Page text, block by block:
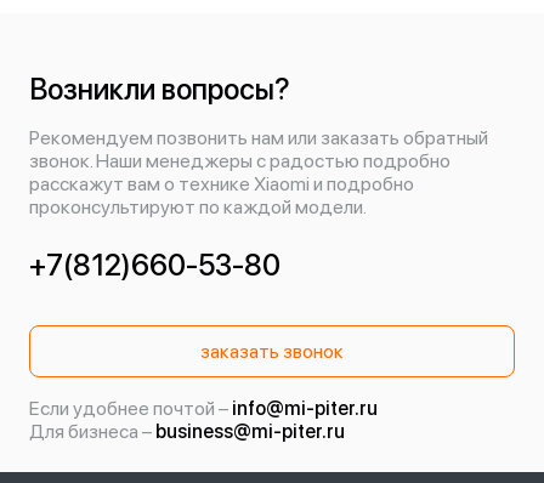
Возникли вопросы?
Рекомендуем позвонить нам или заказать обратный
звонок. Наши менеджеры с радостью подробно
расскажут вам о технике Xiaomi и подробно
проконсультируют по каждой модели.
+7(812)660-53-80
заказать звонок
Если удобнее почтой – info@mi-piter.ru
Для бизнеса – business@mi-piter.ru